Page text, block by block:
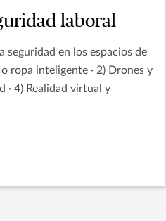
laboral
seguridad en los espacios de
ropa inteligente · 2) Drones y
· 4) Realidad virtual y